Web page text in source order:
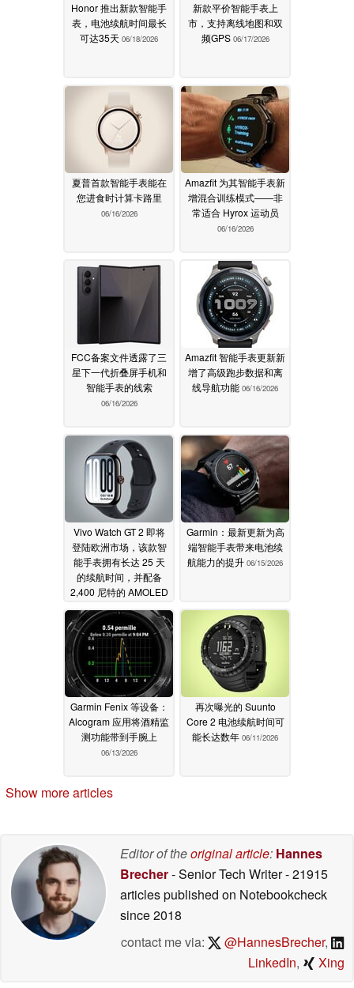
Honor 推出新款智能手
表，电池续航时间最长
可达35天 06/18/2026
新款平价智能手表上
市，支持离线地图和双
频GPS 06/17/2026
夏普首款智能手表能在
您进食时计算卡路里
06/16/2026
Amazfit 为其智能手表新
增混合训练模式——非
常适合 Hyrox 运动员
06/16/2026
FCC备案文件透露了三
星下一代折叠屏手机和
智能手表的线索
06/16/2026
Amazfit 智能手表更新新
增了高级跑步数据和离
线导航功能 06/16/2026
Vivo Watch GT 2 即将
登陆欧洲市场，该款智
能手表拥有长达 25 天
的续航时间，并配备
2,400 尼特的 AMOLED
06/15/2026
Garmin：最新更新为高
端智能手表带来电池续
航能力的提升 06/15/2026
Garmin Fenix 等设备：
Alcogram 应用将酒精监
测功能带到手腕上
06/13/2026
再次曝光的 Suunto
Core 2 电池续航时间可
能长达数年 06/11/2026
Show more articles
Editor of theoriginal article: Hannes
Brecher- Senior Tech Writer- 21915
articles published on Notebookcheck
since 2018
contact me via:
@HannesBrecher,
LinkedIn, Xing